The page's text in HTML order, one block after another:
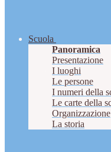
Scuola
Panoramica
Presentazione
I luoghi
Le persone
I numeri della
Le carte della
Organizzazione
La storia